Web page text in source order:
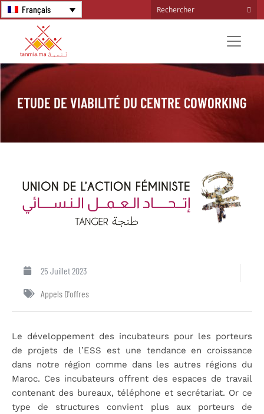
Français
ETUDE DE VIABILITÉ DU CENTRE COWORKING
25 Juillet 2023
Appels D'offres
Le développement des incubateurs pour les porteurs
de projets de l’ESS est une tendance en croissance
dans notre région comme dans les autres régions du
Maroc. Ces incubateurs offrent des espaces de travail
contenant des bureaux, téléphone et secrétariat. Or ce
type de structures convient plus aux porteurs de